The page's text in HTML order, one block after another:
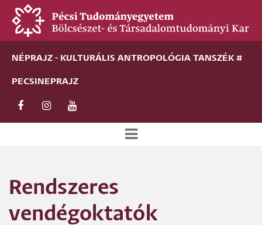
Ugrás
tartalomra
NÉPRAJZ - KULTURÁLIS ANTROPOLÓGIA TANSZÉK #
PECSINEPRAJZ
menü
Rendszeres
vendégoktatók